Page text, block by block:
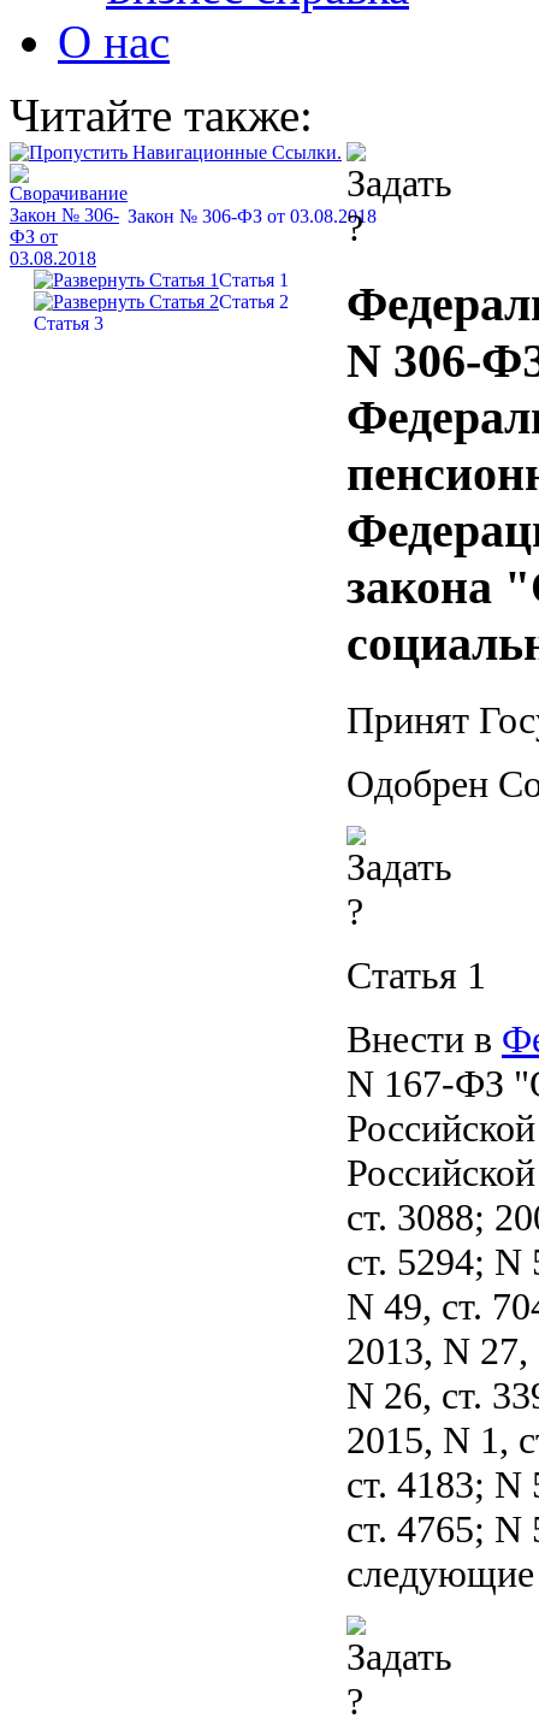
О нас
Читайте также:
Закон № 306-ФЗ от 03.08.2018
Статья 1
Статья 2
Статья 3
N 306-
закона
Принят
Одобрен
Статья 1
Внести в
N 167-ФЗ
ст. 3088;
ст. 5294; N
N 49, ст.
2013, N 27,
N 26, ст.
2015, N 1,
ст. 4183; N
ст. 4765; N